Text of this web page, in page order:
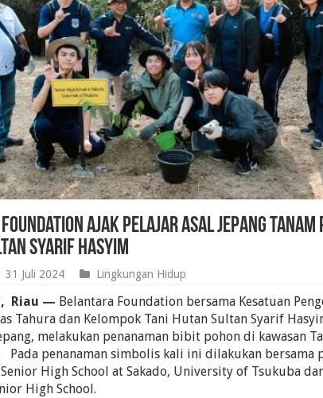
Ajak Pelajar Asal Jepang Tanam
Syarif Hasyim
31 Juli 2024 Lingkungan Hidup
Riau — Belantara Foundation bersama Kesatuan
Tahura dan Kelompok Tani Hutan Sultan Syarif
melakukan penanaman bibit pohon di kawasan
Pada penanaman simbolis kali ini dilakukan bersama
Senior High School at Sakado, University of Tsukuba
High School.